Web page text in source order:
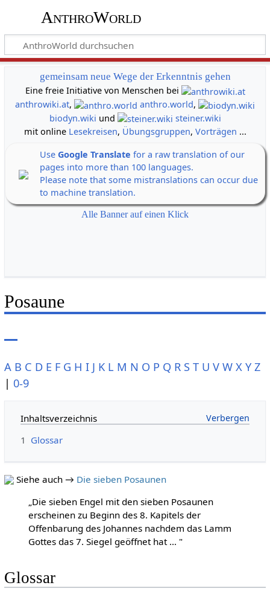
AnthroWorld
gemeinsam neue Wege der Erkenntnis gehen
Eine freie Initiative von Menschen bei
anthrowiki.at, anthro.world,
biodyn.wiki und
steiner.wiki
mit online Lesekreisen, Übungsgruppen, Vorträgen ...
Use Google Translate for a raw translation of our
pages into more than 100 languages.
Please note that some mistranslations can occur due
to machine translation.
Alle Banner auf einen Klick
Posaune
A B C D E F G H I J K L M N O P Q R S T U V W X Y Z
| 0-9
Inhaltsverzeichnis
1 Glossar
Siehe auch → Die sieben Posaunen
„Die sieben Engel mit den sieben Posaunen
erscheinen zu Beginn des 8. Kapitels der
Offenbarung des Johannes nachdem das Lamm
Gottes das 7. Siegel geöffnet hat … "
Glossar